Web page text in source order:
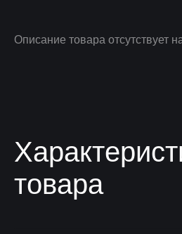
Описание товара отсутствует
товара